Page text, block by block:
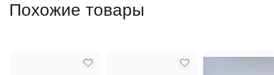
Похожие товары